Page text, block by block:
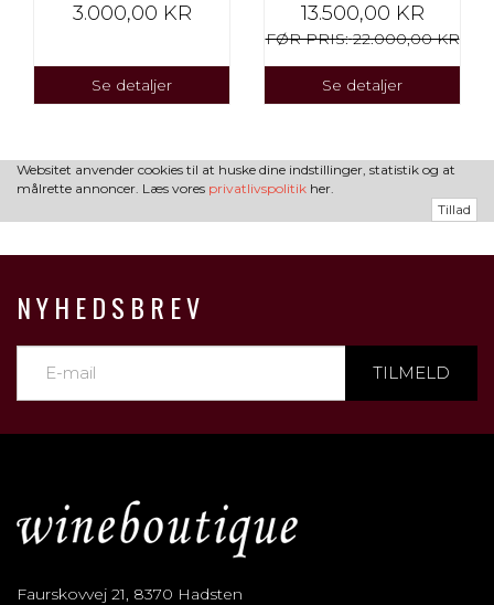
3.000,00 KR
Se detaljer
13.500,00 KR
FØR PRIS: 22.000,00 KR
Se detaljer
Websitet anvender cookies til at huske dine indstillinger, statistik og at
målrette annoncer. Læs vores privatlivspolitik her.
Tillad
NYHEDSBREV
TILMELD
Faurskovvej 21, 8370 Hadsten